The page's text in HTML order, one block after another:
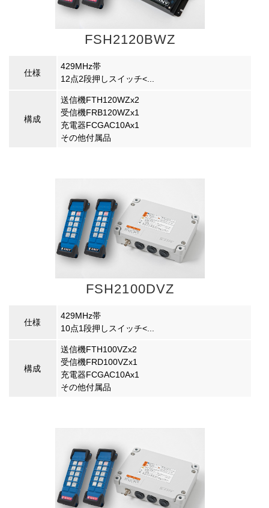
FSH2120BWZ
仕様
429MHz帯
12点2段押しスイッチ<...
構成
送信機FTH120WZx2
受信機FRB120WZx1
充電器FCGAC10Ax1
その他付属品
FSH2100DVZ
仕様
429MHz帯
10点1段押しスイッチ<...
構成
送信機FTH100VZx2
受信機FRD100VZx1
充電器FCGAC10Ax1
その他付属品